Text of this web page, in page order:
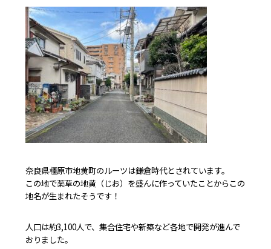
奈良県橿原市地黄町のルーツは鎌倉時代とされています。
この地で薬草の地黄（じお）を盛んに作っていたことからこの
地名が生まれたそうです！
人口は約3,100人で、集合住宅や新築など各地で開発が進んで
おりました。